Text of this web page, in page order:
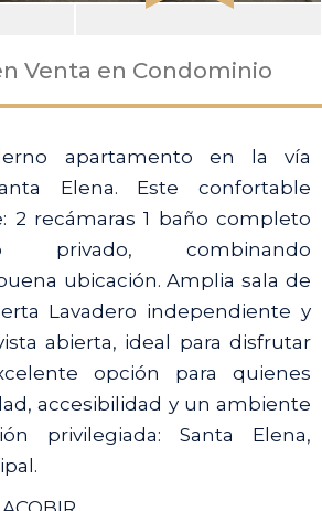
View
all
Venta en Condominio
apartamento en la vía
Elena. Este confortable
2 recámaras 1 baño completo
privado, combinando
ubicación. Amplia sala de
Lavadero independiente y
abierta, ideal para disfrutar
opción para quienes
accesibilidad y un ambiente
privilegiada: Santa Elena,